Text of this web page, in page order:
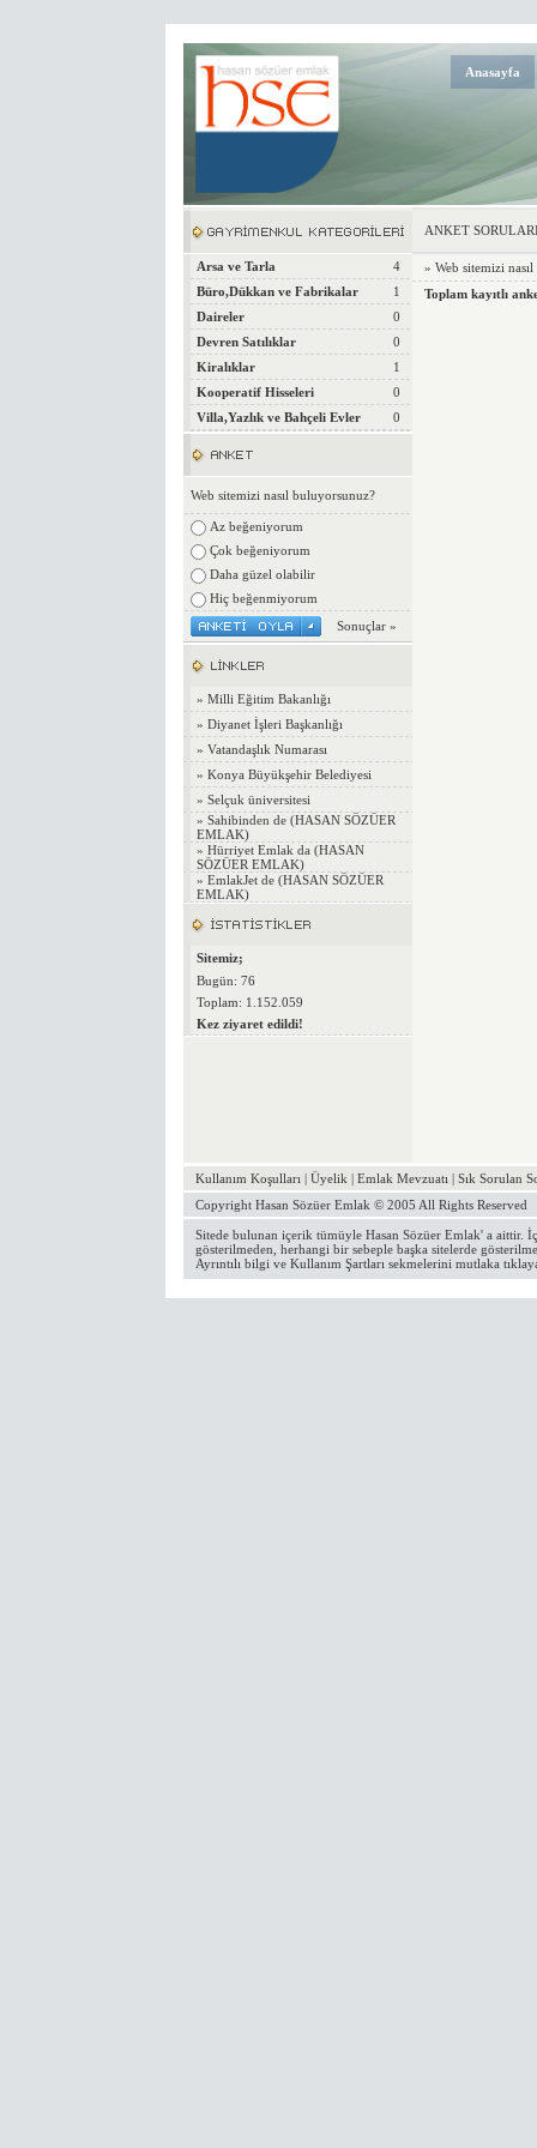
Anasayfa
Arsa ve Tarla
4
Büro,Dükkan ve Fabrikalar
1
Daireler
0
Devren Satılıklar
0
Kiralıklar
1
Kooperatif Hisseleri
0
Villa,Yazlık ve Bahçeli Evler
0
Web sitemizi nasıl buluyorsunuz?
Az beğeniyorum
Çok beğeniyorum
Daha güzel olabilir
Hiç beğenmiyorum
Sonuçlar »
» Milli Eğitim Bakanlığı
» Diyanet İşleri Başkanlığı
» Vatandaşlık Numarası
» Konya Büyükşehir Belediyesi
» Selçuk üniversitesi
» Sahibinden de (HASAN SÖZÜER
EMLAK)
» Hürriyet Emlak da (HASAN
SÖZÜER EMLAK)
» EmlakJet de (HASAN SÖZÜER
EMLAK)
Sitemiz;
Bugün: 76
Toplam: 1.152.059
Kez ziyaret edildi!
ANKET
» Web sitemizi
Toplam kayıtlı
Kullanım Koşulları | Üyelik | Emlak Mevzuatı | Sık Sorulan
Copyright Hasan Sözüer Emlak © 2005 All Rights Reserved
Sitede bulunan içerik tümüyle Hasan Sözüer Emlak' a aittir.
gösterilmeden, herhangi bir sebeple başka sitelerde
Ayrıntılı bilgi ve Kullanım Şartları sekmelerini mutlaka